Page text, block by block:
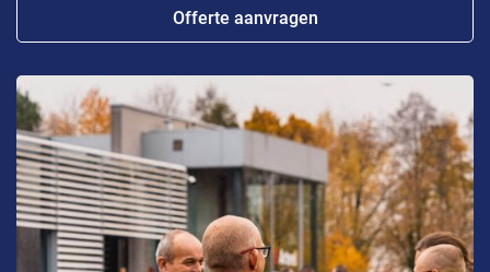
Offerte aanvragen